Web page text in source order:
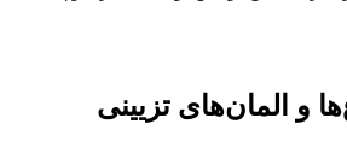
و المان‌های تزیینی